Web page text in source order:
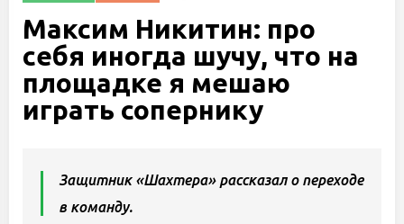
Максим Никитин: про
себя иногда шучу, что на
площадке я мешаю
играть сопернику
Защитник «Шахтера» рассказал о переходе
в команду.